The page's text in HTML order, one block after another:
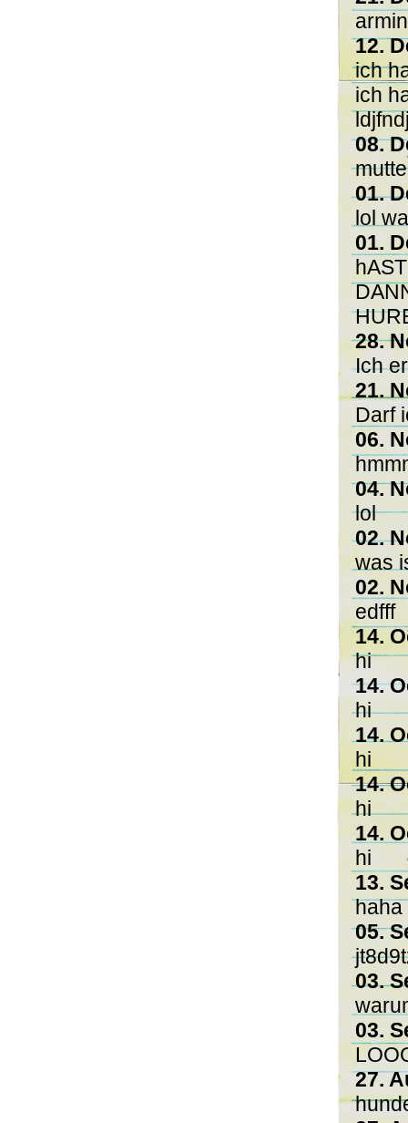
12.
ich
ich
08.
01.
lol
01.
28.
Ich
21.
Darf
06.
04.
lol
02.
was
02.
edfff
14.
hi
14.
hi
14.
hi
14.
hi
14.
hi
13.
haha
05.
03.
03.
27.